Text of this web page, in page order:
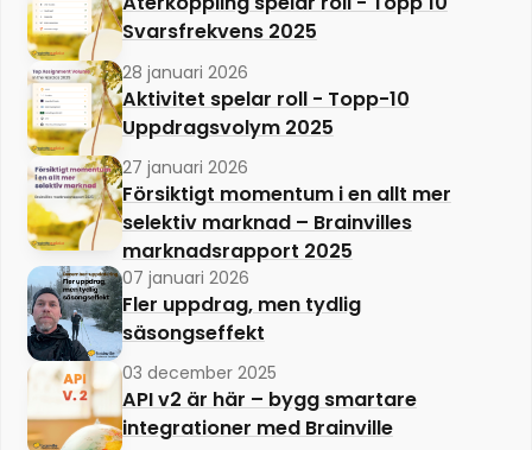
Svarsfrekvens 2025
28 januari 2026
Aktivitet spelar roll - Topp-10
Uppdragsvolym 2025
27 januari 2026
Försiktigt momentum i en allt mer
selektiv marknad – Brainvilles
marknadsrapport 2025
07 januari 2026
Fler uppdrag, men tydlig
säsongseffekt
03 december 2025
API v2 är här – bygg smartare
integrationer med Brainville